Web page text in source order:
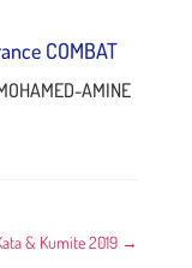
COMBAT
AMINE
& Kumite 2019 →